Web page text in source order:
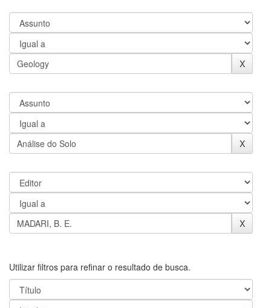
Utilizar filtros para refinar o resultado de busca.